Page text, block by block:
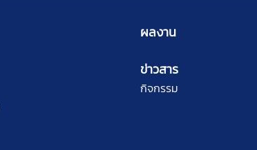
ผลงาน
ข่าวสาร
กิจกรรม